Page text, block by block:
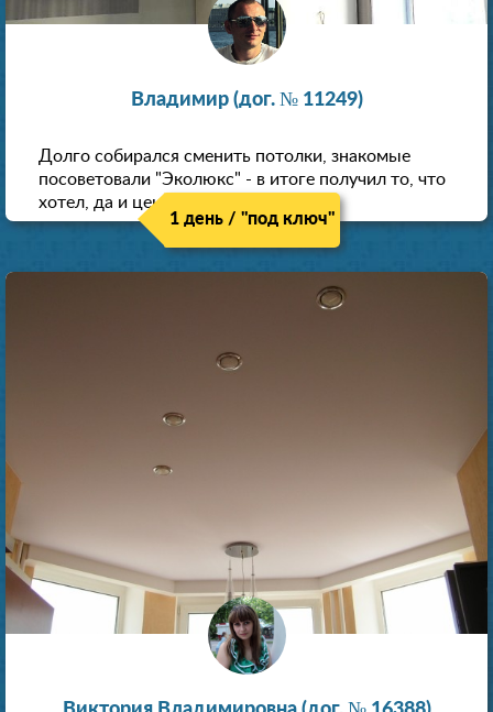
Владимир (дог. № 11249)
Долго собирался сменить потолки, знакомые
посоветовали "Эколюкс" - в итоге получил то, что
хотел, да и цена нормальная.
1 день / "под ключ"